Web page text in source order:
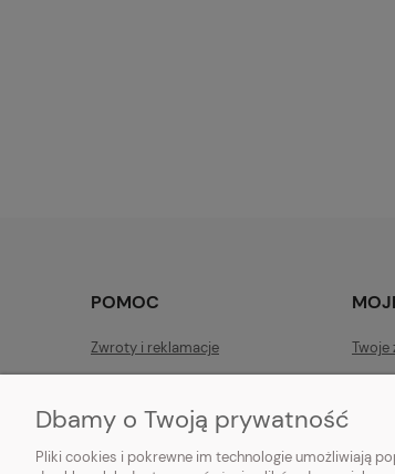
POMOC
Zwroty i reklamacje
Regulamin
Raty
Twoje
Dbamy o Twoją prywatność
Pliki cookies i pokrewne im technologie umożliwiają